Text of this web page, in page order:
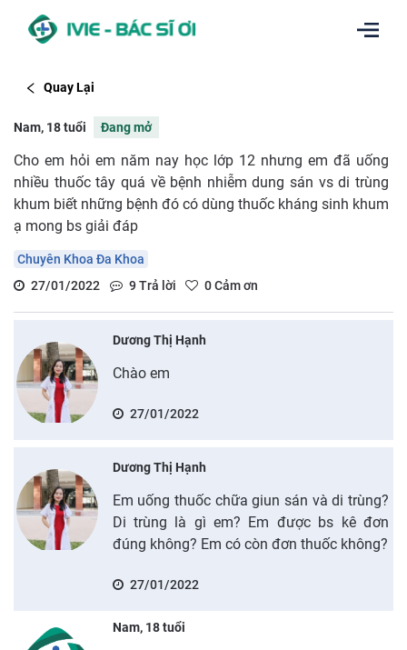
Quay Lại
Nam, 18 tuổi Đang mở
Cho em hỏi em năm nay học lớp 12 nhưng em đã uống
nhiều thuốc tây quá về bệnh nhiễm dung sán vs di trùng
khum biết những bệnh đó có dùng thuốc kháng sinh khum
ạ mong bs giải đáp
Chuyên Khoa Đa Khoa
27/01/2022
9Trả lời 0Cảm ơn
Dương Thị Hạnh
Chào em
27/01/2022
Dương Thị Hạnh
Em uống thuốc chữa giun sán và di trùng?
Di trùng là gì em? Em được bs kê đơn
đúng không? Em có còn đơn thuốc không?
27/01/2022
Nam, 18 tuổi